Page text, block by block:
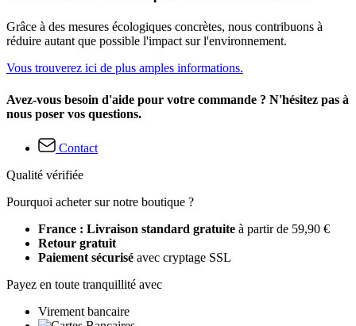
Grâce à des mesures écologiques concrètes, nous contribuons à
réduire autant que possible l'impact sur l'environnement.
Vous trouverez ici de plus amples informations.
Avez-vous besoin d'aide pour votre commande ? N'hésitez pas à
nous poser vos questions.
Contact
Qualité vérifiée
Pourquoi acheter sur notre boutique ?
France : Livraison standard gratuite à partir de 59,90 €
Retour gratuit
Paiement sécurisé avec cryptage SSL
Payez en toute tranquillité avec
Virement bancaire